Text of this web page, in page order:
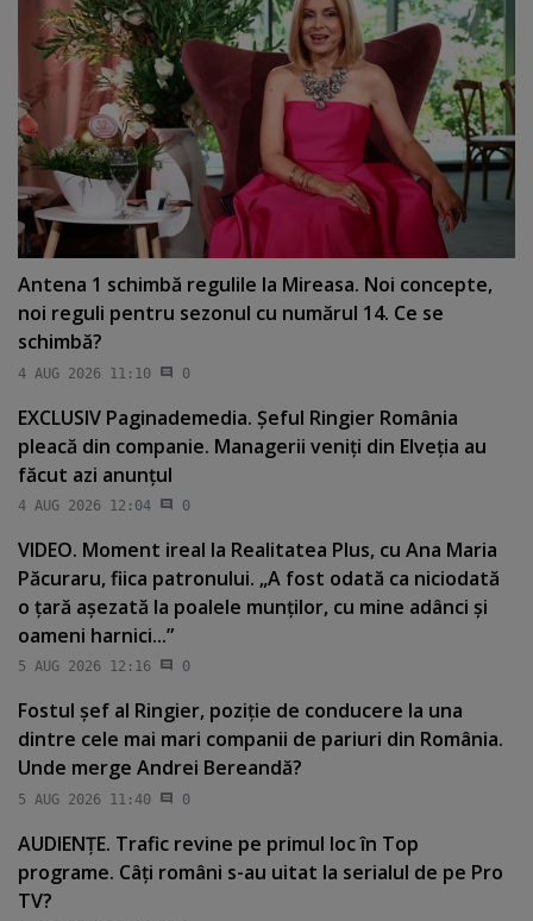
Antena 1 schimbă regulile la Mireasa. Noi concepte,
noi reguli pentru sezonul cu numărul 14. Ce se
schimbă?
4 AUG 2026 11:10 0
EXCLUSIV Paginademedia. Şeful Ringier România
pleacă din companie. Managerii veniţi din Elveţia au
făcut azi anunţul
4 AUG 2026 12:04 0
VIDEO. Moment ireal la Realitatea Plus, cu Ana Maria
Păcuraru, fiica patronului. „A fost odată ca niciodată
o ţară aşezată la poalele munţilor, cu mine adânci şi
oameni harnici...”
5 AUG 2026 12:16 0
Fostul şef al Ringier, poziţie de conducere la una
dintre cele mai mari companii de pariuri din România.
Unde merge Andrei Bereandă?
5 AUG 2026 11:40 0
AUDIENŢE. Trafic revine pe primul loc în Top
programe. Câţi români s-au uitat la serialul de pe Pro
TV?